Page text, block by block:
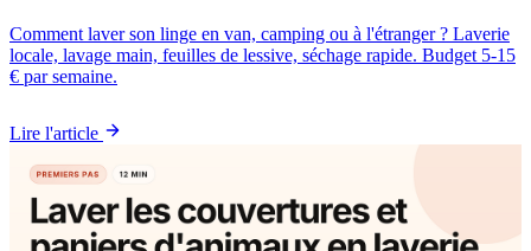
Comment laver son linge en van, camping ou à l'étranger ? Laverie
locale, lavage main, feuilles de lessive, séchage rapide. Budget 5-15
€ par semaine.
Lire l'article